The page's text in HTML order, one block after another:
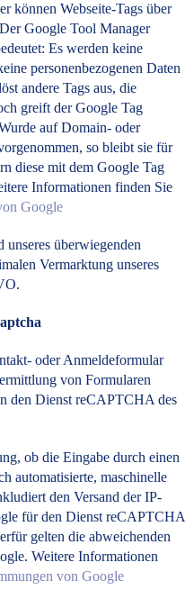
können Webseite-Tags über
Google Tool Manager
Es werden keine
personenbezogenen Daten
andere Tags aus, die
greift der Google Tag
auf Domain- oder
so bleibt sie für
diese mit dem Google Tag
Informationen finden Sie
Google
überwiegenden
Vermarktung unseres
oder Anmeldeformular
von Formularen
den Dienst reCAPTCHA des
ob die Eingabe durch einen
automatisierte, maschinelle
den Versand der IP-
für den Dienst reCAPTCHA
gelten die abweichenden
Weitere Informationen
von Google